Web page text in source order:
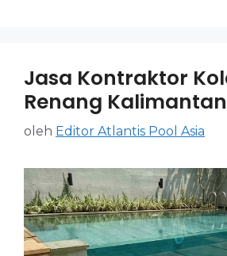
Jasa Kontraktor
Renang Kalimantan
oleh Editor Atlantis Pool Asia